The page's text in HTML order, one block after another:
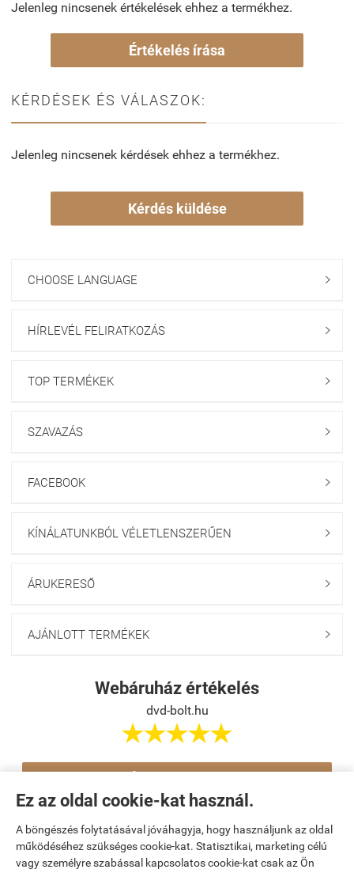
Ez az oldal cookie-kat használ.
A böngészés folytatásával jóváhagyja, hogy használjunk az oldal
működéséhez szükséges cookie-kat. Statisztikai, marketing célú
vagy személyre szabással kapcsolatos cookie-kat csak az Ön
Jelenleg nincsenek értékelések ehhez a termékhez.
Értékelés írása
KÉRDÉSEK ÉS VÁLASZOK:
Jelenleg nincsenek kérdések ehhez a termékhez.
Kérdés küldése
CHOOSE LANGUAGE 
HÍRLEVÉL FELIRATKOZÁS 
TOP TERMÉKEK 
SZAVAZÁS 
FACEBOOK 
KÍNÁLATUNKBÓL VÉLETLENSZERŰEN 
ÁRUKERESŐ 
AJÁNLOTT TERMÉKEK 
Webáruház értékelés
dvd-bolt.hu

Navigáció